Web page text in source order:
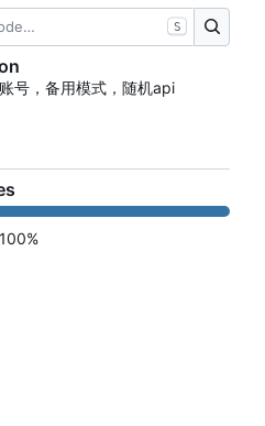
S
号，备用模式，随机api
100%